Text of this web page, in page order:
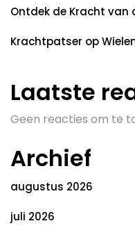
Ontdek de Kracht van
Krachtpatser op
Laatste
Geen reacties om te
Archief
augustus 2026
juli 2026